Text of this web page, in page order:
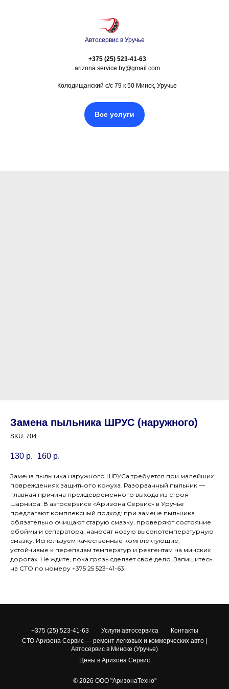
Автосервис в Уручье
+375 (25) 523-41-63
arizona.service.by@gmail.com
Колодищанский с/с 79 к 50 Минск, Уручье
Все услуги
Замена пыльника ШРУС (наружного)
SKU: 704
130 р. 160 р.
Замена пыльника наружного ШРУСа требуется при малейших
повреждениях защитного кожуха. Разорванный пыльник —
главная причина преждевременного выхода из строя
шарнира. В автосервисе «Аризона Сервис» в Уручье
предлагают комплексный подход: при замене пыльника
обязательно очищают старую смазку, проверяют состояние
обоймы и сепаратора, наносят новую высокотемпературную
смазку. Используем качественные комплектующие,
устойчивые к перепадам температур и реагентам на минских
дорогах. Не ждите, пока грязь сделает свое дело. Запишитесь
на СТО по номеру +375 25 523-41-63.
+375 (25) 523-41-63 Услуги автосервиса
Контакты
СТО Аризона Сервис — ремонт легковых и коммерческих авто |
Автосервис в Минске (Уручье)
Цены в Аризона Сервис
© 2026 ООО "АризонаТехно"